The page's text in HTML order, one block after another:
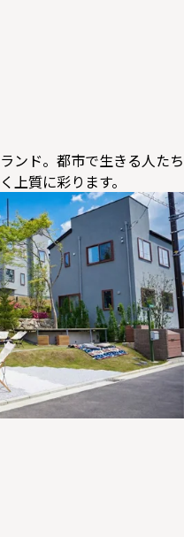
ンド。都市で生きる人たち
上質に彩ります。